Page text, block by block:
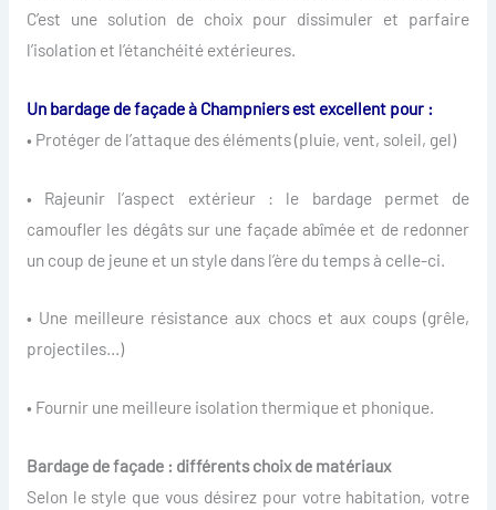
C’est une solution de choix pour dissimuler et parfaire
l’isolation et l’étanchéité extérieures.
Un bardage de façade à Champniers est excellent pour :
• Protéger de l’attaque des éléments (pluie, vent, soleil, gel)
• Rajeunir l’aspect extérieur : le bardage permet de
camoufler les dégâts sur une façade abîmée et de redonner
un coup de jeune et un style dans l’ère du temps à celle-ci.
• Une meilleure résistance aux chocs et aux coups (grêle,
projectiles…)
• Fournir une meilleure isolation thermique et phonique.
Bardage de façade : différents choix de matériaux
Selon le style que vous désirez pour votre habitation, votre